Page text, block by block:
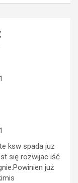
ksw spada juz
się rozwijac iść
już